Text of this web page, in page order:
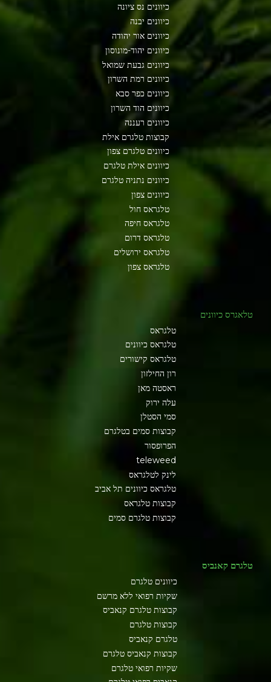
כיוונים נס ציונה
כיוונים יבנה
כיוונים אור יהודה
כיוונים יהוד-מונוסון
כיוונים גבעת שמואל
כיוונים רמת השרון
כיוונים כפר סבא
כיוונים הוד השרון
כיוונים רעננה
קבוצות טלגרם אילת
כיוונים טלגרם צפון
כיוונים אילת טלגרם
כיוונים נתניה טלגרם
כיוונים צפון
טלגראס חול
טלגראס חיפה
טלגראס דרום
טלגראס ירושלים
טלגראס צפון
טלאגרס כיוונים
טלגראס
טלגראס כיוונים
טלגראס קישורים
רון החילזון
ראסטה מאן
עלה ירוק
סמי הסטלן
קבוצות סמים בטלגרם
הפרופסור
teleweed
לינק לטלגראס
טלגראס כיוונים תל אביב
קבוצות טלגראס
קבוצות טלגרם סמים
טלגרם קאנביס
כיוונים טלגרם
שקיות רפואי ללא מרשם
קבוצות טלגרם קנאביס
קבוצות טלגרם
טלגרם קנאביס
קבוצות קנאביס טלגרם
שקיות רפואי טלגרם